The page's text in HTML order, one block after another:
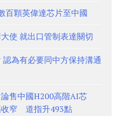
百顆英偉達芯片至中國
使 就出口管制表達關切
認為有必要同中方保持溝通
售中國H200高階AI芯
窄 道指升493點